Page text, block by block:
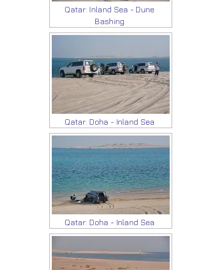
Qatar: Inland Sea - Dune
Bashing
Qatar: Doha - Inland Sea
Qatar: Doha - Inland Sea